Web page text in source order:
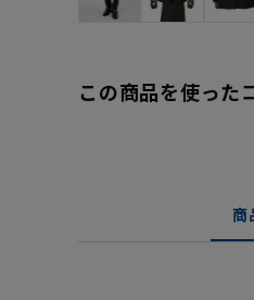
この商品を使った
商